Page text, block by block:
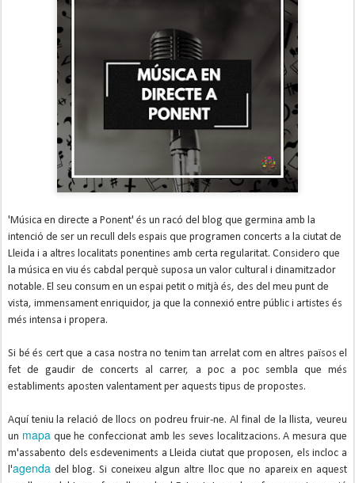
'Música en directe a Ponent' és un racó del blog que germina amb la
intenció de ser un recull dels espais que programen concerts a la ciutat de
Lleida i a altres localitats ponentines amb certa regularitat. Considero que
la música en viu és cabdal perquè suposa un valor cultural i dinamitzador
notable. El seu consum en un espai petit o mitjà és, des del meu punt de
vista, immensament enriquidor, ja que la connexió entre públic i artistes és
més intensa i propera.
Si bé és cert que a casa nostra no tenim tan arrelat com en altres països el
fet de gaudir de concerts al carrer, a poc a poc sembla que més
establiments aposten valentament per aquests tipus de propostes.
Aquí teniu la relació de llocs on podreu fruir-ne. Al final de la llista, veureu
un mapaque he confeccionat amb les seves localitzacions. A mesura que
m'assabento dels esdeveniments a Lleida ciutat que proposen, els incloc a
l'agenda del blog. Si coneixeu algun altre lloc que no apareix en aquest